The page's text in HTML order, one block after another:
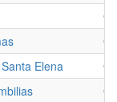
Elena